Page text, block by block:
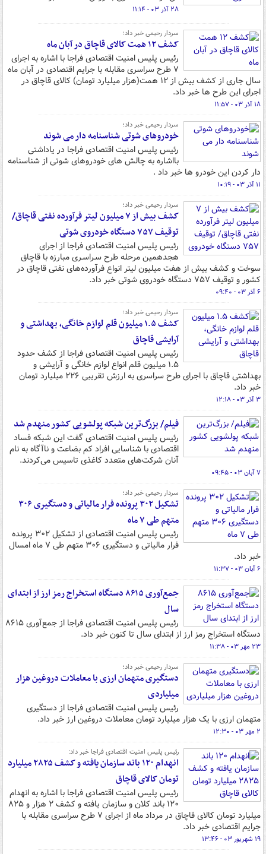
۲۸ آذر ۰۳ - ۱۱:۱۴
سردار رحیمی خبر داد؛
کشف ۱۲ همت کالای قاچاق در آبان ماه
رئیس پلیس امنیت اقتصادی فراجا با اشاره به اجرای
۷ طرح سراسری مقابله با جرایم اقتصادی در آبان ماه
سال جاری از کشف بیش از ۱۲ همت(هزار میلیارد تومان) کالای قاچاق در
اجرای این طرح ها خبر داد.
۱۸ آذر ۰۳ - ۱۱:۵۷
سردار رحیمی خبر داد؛
خودروهای شوتی شناسنامه دار می شوند
رئیس پلیس امنیت اقتصادی فراجا در یاداشتی
بااشاره به چالش های خودروهای شوتی از شناسنامه
دار کردن این خودرو ها خبر داد .
۱۱ آذر ۰۳ - ۱۰:۱۹
سردار رحیمی خبر داد؛
کشف بیش از ۷ میلیون لیتر فرآورده نفتی قاچاق/
توقیف ۷۵۷ دستگاه خودروی شوتی
رئیس پلیس امنیت اقتصادی فراجا از اجرای
هجدهمین مرحله طرح سـراسـری مبارزه با قاچاق
سوخت و کشف بیش از هفت میلیون لیتر انواع فرآورده‌های نفتی قاچاق در
کشور و توقیف ۷۵۷ دستگاه خودروی شوتی خبر داد.
۶ آذر ۰۳ - ۰۹:۴۰
سردار رحیمی خبر داد؛
کشف ۱.۵ میلیون قلم لوازم خانگی، بهداشتی و
آرایشی قاچاق
رئیس پلیس امنیت اقتصادی فراجا از کشف حدود
۱.۵ میلیون قلم انواع لوازم خانگی و آرایشی و
بهداشتی قاچاق با اجرای طرح سراسری به ارزش تقریبی ۲۲۶ میلیارد تومان
خبر داد.
۳ آذر ۰۳ - ۱۲:۱۸
فیلم/ بزرگ‌ترین شبکه پولشویی کشور منهدم شد
رئیس پلیس امنیت اقتصادی گفت این شبکه فساد
اقتصادی با شناسایی افراد کم بضاعت و ناآگاه به نام
آنان شرکت‌های متعدد کاغذی تاسیس می‌کردند.
۷ آبان ۰۳ - ۰۹:۴۵
سردار رحیمی خبر داد؛
تشکیل ۳۰۲ پرونده فرار مالیاتی و دستگیری ۳۰۶
متهم طی ۷ ماه
رئیس پلیس امنیت اقتصادی از تشکیل ۳۰۲ پرونده
فرار مالیاتی و دستگیری ۳۰۶ متهم طی ۷ ماه امسال
خبر داد.
۶ آبان ۰۳ - ۱۱:۳۷
جمع‌آوری ۸۶۱۵ دستگاه استخراج رمز ارز از ابتدای
سال
رئیس پلیس امنیت اقتصادی فراجا از جمع‌آوری ۸۶۱۵
دستگاه استخراج رمز ارز از ابتدای سال تا کنون خبر داد.
۲۳ مهر ۰۳ - ۱۱:۳۸
سردار رحیمی خبر داد؛
دستگیری متهمان ارزی با معاملات دروغین هزار
میلیاردی
رئیس پلیس امنیت اقتصادی فراجا از دستگیری
متهمان ارزی با یک هزار میلیارد تومان معاملات دروغین ارز خبر داد.
۲ مهر ۰۳ - ۱۲:۳۰
رئیس پلیس امنیت اقتصادی فراجا خبر داد:
انهدام ۱۲۰ باند سازمان یافته و کشف ۲۸۲۵ میلیارد
تومان کالای قاچاق
رئیس پلیس امنیت اقتصادی فراجا با اشاره به انهدام
۱۲۰ باند کلان و سازمان یافته و کشف ۲ هزار و ۸۲۵
میلیارد تومان کالای قاچاق در مرداد ماه از اجرای ۷ طرح سراسری مقابله با
جرایم اقتصادی خبر داد.
۱۹ شهریور ۰۳ - ۱۳:۴۶